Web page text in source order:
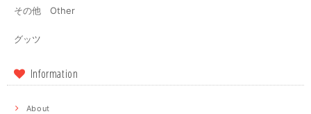
その他 Other
グッツ
Information
About